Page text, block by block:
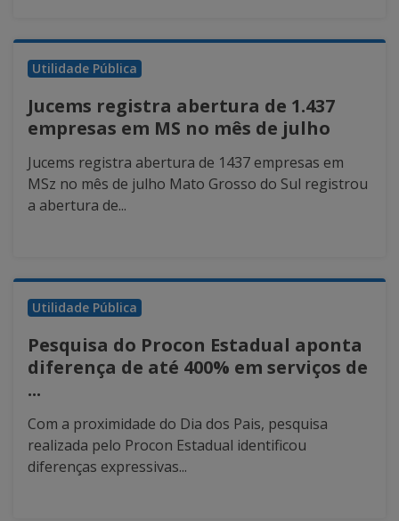
Utilidade Pública
Jucems registra abertura de 1.437
empresas em MS no mês de julho
Jucems registra abertura de 1437 empresas em
MSz no mês de julho Mato Grosso do Sul registrou
a abertura de...
Utilidade Pública
Pesquisa do Procon Estadual aponta
diferença de até 400% em serviços de
...
Com a proximidade do Dia dos Pais, pesquisa
realizada pelo Procon Estadual identificou
diferenças expressivas...